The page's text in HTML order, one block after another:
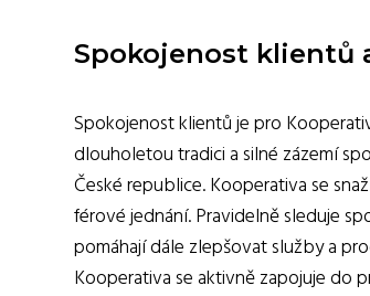
Spokojenost klientů
Spokojenost klientů je pro
dlouholetou tradici a silné zázemí
České republice. Kooperativa se
férové jednání. Pravidelně sleduje
pomáhají dále zlepšovat služby a
Kooperativa se aktivně zapojuje do